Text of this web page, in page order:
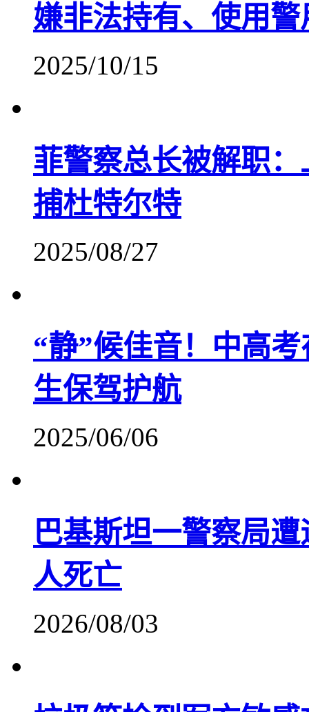
嫌非法持有、使用
2025/10/15
菲警察总长被解职
捕杜特尔特
2025/08/27
“静”候佳音！中高
生保驾护航
2025/06/06
巴基斯坦一警察局
人死亡
2026/08/03